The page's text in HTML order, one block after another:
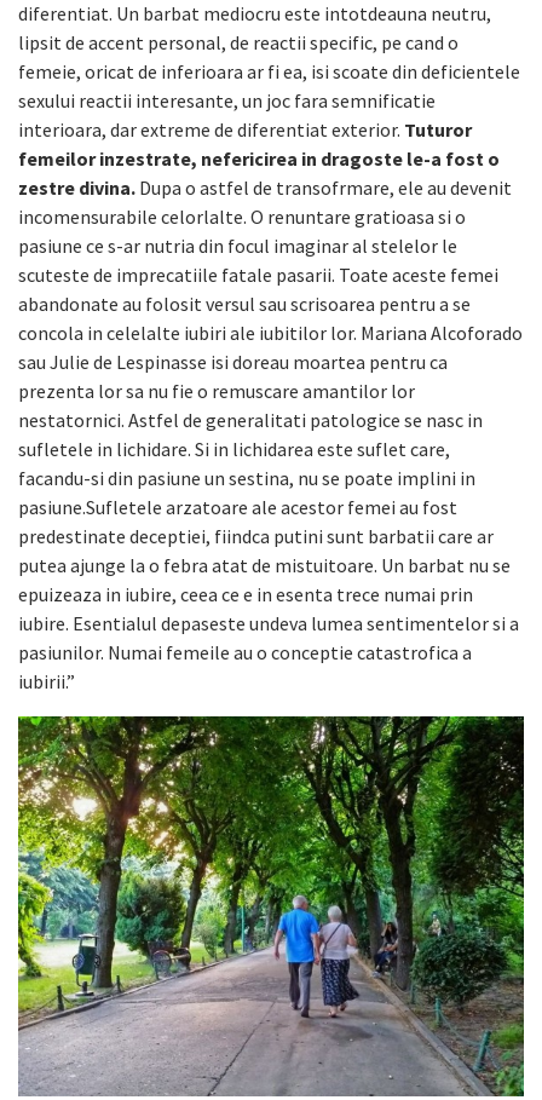
diferentiat. Un barbat mediocru este intotdeauna neutru,
lipsit de accent personal, de reactii specific, pe cand o
femeie, oricat de inferioara ar fi ea, isi scoate din deficientele
sexului reactii interesante, un joc fara semnificatie
interioara, dar extreme de diferentiat exterior. Tuturor
femeilor inzestrate, nefericirea in dragoste le-a fost o
zestre divina. Dupa o astfel de transofrmare, ele au devenit
incomensurabile celorlalte. O renuntare gratioasa si o
pasiune ce s-ar nutria din focul imaginar al stelelor le
scuteste de imprecatiile fatale pasarii. Toate aceste femei
abandonate au folosit versul sau scrisoarea pentru a se
concola in celelalte iubiri ale iubitilor lor. Mariana Alcoforado
sau Julie de Lespinasse isi doreau moartea pentru ca
prezenta lor sa nu fie o remuscare amantilor lor
nestatornici. Astfel de generalitati patologice se nasc in
sufletele in lichidare. Si in lichidarea este suflet care,
facandu-si din pasiune un sestina, nu se poate implini in
pasiune.Sufletele arzatoare ale acestor femei au fost
predestinate deceptiei, fiindca putini sunt barbatii care ar
putea ajunge la o febra atat de mistuitoare. Un barbat nu se
epuizeaza in iubire, ceea ce e in esenta trece numai prin
iubire. Esentialul depaseste undeva lumea sentimentelor si a
pasiunilor. Numai femeile au o conceptie catastrofica a
iubirii.”